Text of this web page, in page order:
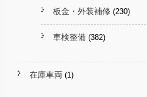
板金・外装補修 (230)
車検整備 (382)
在庫車両 (1)